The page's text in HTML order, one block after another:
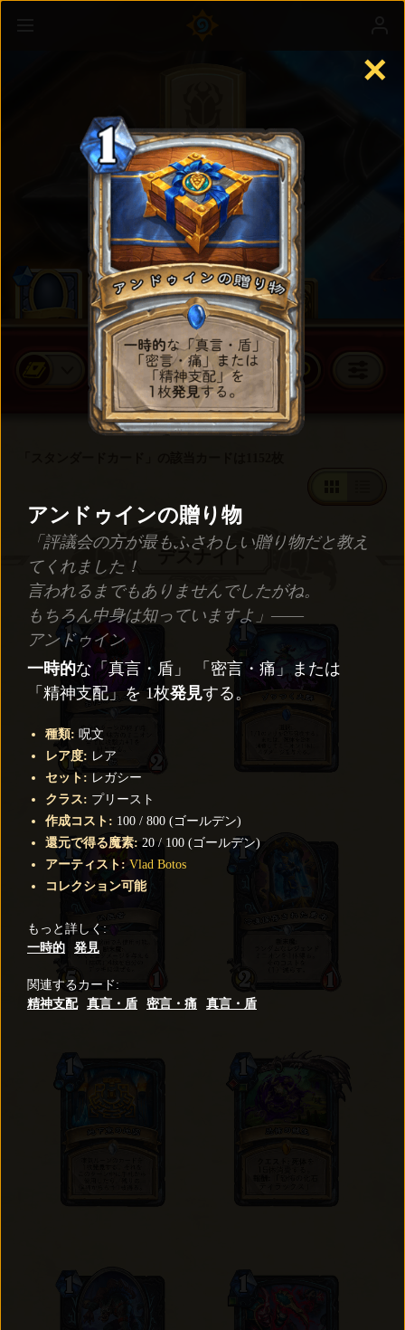
スタンダードカード
カードパックを買う
デスナイト
✕
アンドゥインの贈り物
「評議会の方が最もふさわしい贈り物だと教え
てくれました！
言われるまでもありませんでしたがね。
もちろん中身は知っていますよ」――
アンドゥイン
一時的な「真言・盾」 「密言・痛」または
「精神支配」を 1枚発見する。
種類: 呪文
レア度: レア
セット : レガシー
クラス: プリースト
作成コスト : 100 / 800 (ゴールデン)
還元で得る魔素: 20 / 100 (ゴールデン)
アーティスト : Vlad Botos
コレクション可能
もっと詳しく :
一時的
発見
関連するカード:
精神支配
真言・盾 密言・痛 真言・盾